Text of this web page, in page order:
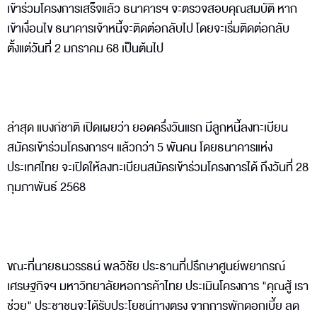
เข้าร่วมโครงการเสร็จแล้ว ธนาคารฯ จะตรวจสอบคุณสมบัติ หาก
เข้าเงื่อนไข ธนาคารเจ้าหนี้จะติดต่อกลับไป โดยจะเริ่มติดต่อกลับ
ตั้งแต่วันที่ 2 มกราคม 68 เป็นต้นไป
ล่าสุด แบงก์ชาติ เปิดเผยว่า ยอดครึ่งวันแรก มีลูกหนี้ลงทะเบียน
สมัครเข้าร่วมโครงการฯ แล้วกว่า 5 พันคน โดยธนาคารแห่ง
ประเทศไทย จะเปิดให้ลงทะเบียนสมัครเข้าร่วมโครงการได้ ถึงวันที่ 28
กุมภาพันธ์ 2568
ขณะที่นายธนวรรธน์ พลวิชัย ประธานที่ปรึกษาศูนย์พยากรณ์
เศรษฐกิจฯ มหาวิทยาลัยหอการค้าไทย ประเมินโครงการ "คุณสู้ เรา
ช่วย" ประชาชนจะได้รับประโยชน์ทางตรง จากการพักดอกเบี้ย ลด